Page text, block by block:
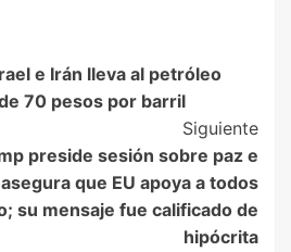
e Irán lleva al petróleo
70 pesos por barril
Siguiente
preside sesión sobre paz e
que EU apoya a todos
su mensaje fue calificado de
hipócrita